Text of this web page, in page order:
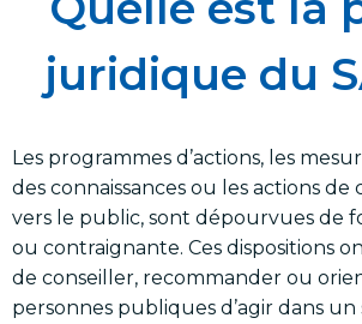
juridique du
Les programmes d’actions, les
des connaissances ou les actions
vers le public, sont dépourvues de
ou contraignante. Ces dispositions
de conseiller, recommander ou
personnes publiques d’agir dans